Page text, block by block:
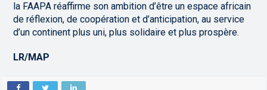
la FAAPA réaffirme son ambition d’être un espace africain
de réflexion, de coopération et d’anticipation, au service
d’un continent plus uni, plus solidaire et plus prospère.
LR/MAP